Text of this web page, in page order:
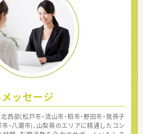
メッセージ
西部(松戸市・流山市・柏市・野田市・我孫子
・八潮市)、山梨県のエリアに精通したコン